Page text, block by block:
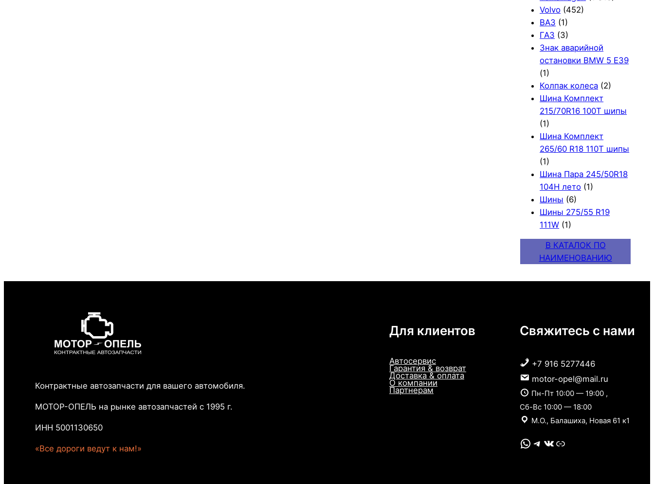
Volvo (452)
ВАЗ (1)
ГАЗ (3)
Знак аварийной
остановки BMW 5 E39
(1)
Колпак колеса (2)
Шина Комплект
215/70R16 100T шипы
(1)
Шина Комплект
265/60 R18 110T шипы
(1)
Шина Пара 245/50R18
104H лето (1)
Шины (6)
Шины 275/55 R19
111W (1)
В КАТАЛОК ПО
НАИМЕНОВАНИЮ
Контрактные автозапчасти для вашего автомобиля.
МОТОР-ОПЕЛЬ на рынке автозапчастей с 1995 г.
ИНН 5001130650
«Все дороги ведут к нам!»
Для клиентов
Автосервис
Гарантия & возврат
Доставка & оплата
О компании
Партнерам
Свяжитесь с нами
+7 916 5277446
motor-opel@mail.ru
Пн-Пт 10:00 — 19:00 ,
Сб-Вс 10:00 — 18:00
М.О., Балашиха, Новая 61 к1
WhatsApp Telegram VK Link